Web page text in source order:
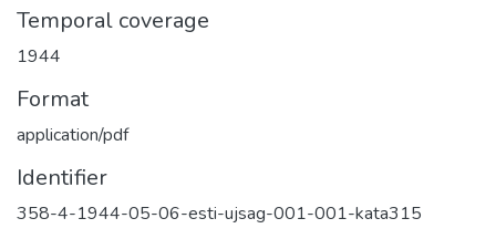
Temporal coverage
1944
Format
application/pdf
Identifier
358-4-1944-05-06-esti-ujsag-001-001-kata315